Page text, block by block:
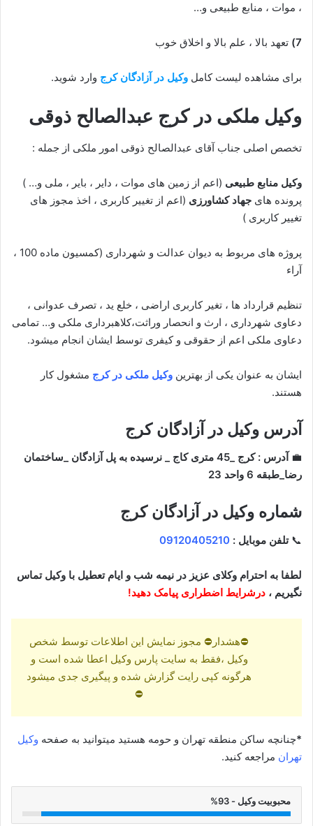
، موات ، منابع طبیعی و…
7) تعهد بالا ، علم بالا و اخلاق خوب
برای مشاهده لیست کامل وکیل در آزادگان کرج وارد شوید.
وکیل ملکی در کرج عبدالصالح ذوقی
تخصص اصلی جناب آقای عبدالصالح ذوقی امور ملکی از جمله :
وکیل منابع طبیعی (اعم از زمین های موات ، دایر ، بایر ، ملی و… )
پرونده های جهاد کشاورزی (اعم از تغییر کاربری ، اخذ مجوز های
تغییر کاربری )
پروژه های مربوط به دیوان عدالت و شهرداری (کمسیون ماده 100 ،
آراء
تنظیم قرارداد ها ، تغیر کاربری اراضی ، خلع ید ، تصرف عدوانی ،
دعاوی شهرداری ، ارث و انحصار وراثت،کلاهبرداری ملکی و… تمامی
دعاوی ملکی اعم از حقوقی و کیفری توسط ایشان انجام میشود.
ایشان به عنوان یکی از بهترین وکیل ملکی در کرج مشغول کار
هستند.
آدرس وکیل در آزادگان کرج
💼
آدرس : کرج _45 متری کاج _ نرسیده به پل آزادگان _ساختمان
رضا_طبقه 6 واحد 23
شماره وکیل در آزادگان کرج
📞تلفن موبایل : 09120405210
لطفا به احترام وکلای عزیز در نیمه شب و ایام تعطیل با وکیل تماس
نگیریم ، درشرایط اضطراری پیامک دهید!
⛔هشدار⛔ مجوز نمایش این اطلاعات توسط شخص
وکیل ،فقط به سایت پارس وکیل اعطا شده است و
هرگونه کپی رایت گزارش شده و پیگیری جدی میشود
⛔
*چنانچه ساکن منطقه تهران و حومه هستید میتوانید به صفحه وکیل
تهران مراجعه کنید.
محبوبیت وکیل - 93%